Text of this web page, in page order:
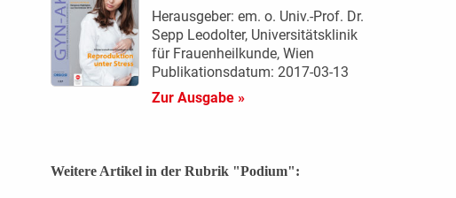
Herausgeber: em. o. Univ.-Prof. Dr.
Sepp Leodolter, Universitätsklinik
für Frauenheilkunde, Wien
Publikationsdatum: 2017-03-13
Zur Ausgabe »
Weitere Artikel in der Rubrik "Podium":